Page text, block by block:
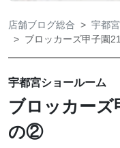
店舗ブログ総合
宇都
ブロッカーズ甲子園
宇都宮ショールーム
ブロッカーズ
の②